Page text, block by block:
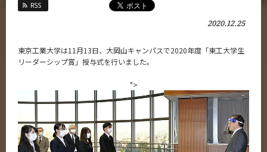
RSS
2020.12.25
東京工業大学は11月13日、大岡山キャンパスで2020年度「東工大学生
リーダーシップ賞」授与式を行いました。
">
教員・研究室
未来
Future
土木・環境工学系 News
News
News 一覧